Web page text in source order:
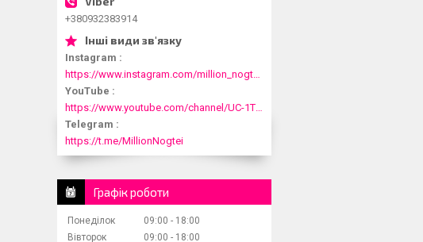
+380932383914
Instagram
YouTube
Telegram
https://t.me/MillionNogtei
Графік роботи
Понеділок 09:00
18:00
Вівторок
09:00
18:00